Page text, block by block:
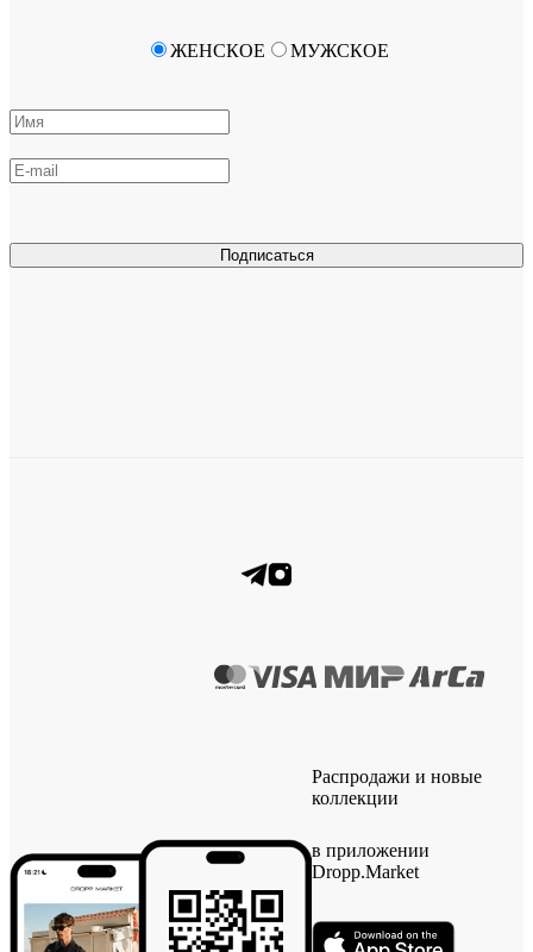
Подписаться
ЖЕНСКОЕ МУЖСКОЕ
Распродажи и новые
коллекции
в приложении
Dropp.Market